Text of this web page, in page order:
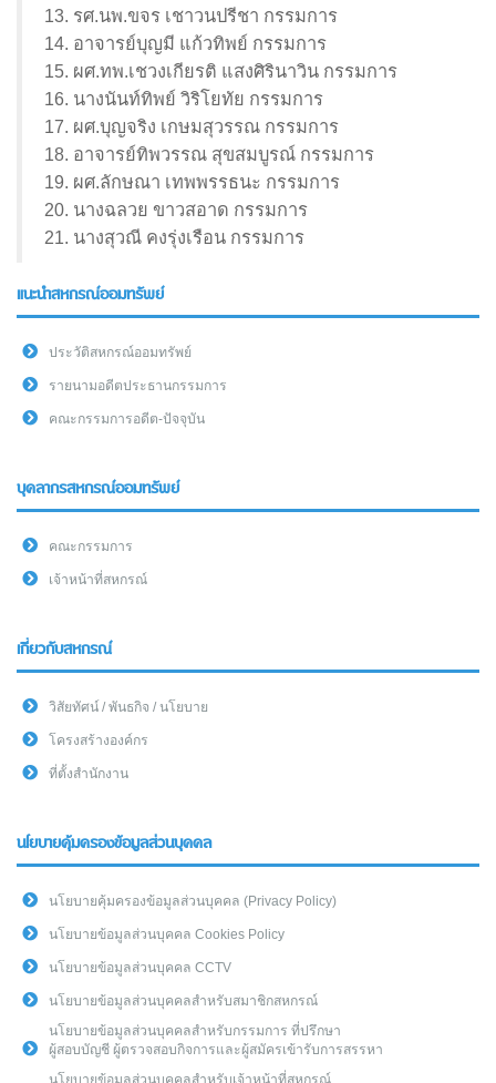
13. รศ.นพ.ขจร เชาวนปรีชา กรรมการ
14. อาจารย์บุญมี แก้วทิพย์ กรรมการ
15. ผศ.ทพ.เชวงเกียรติ แสงศิรินาวิน กรรมการ
16. นางนันท์ทิพย์ วิริโยทัย กรรมการ
17. ผศ.บุญจริง เกษมสุวรรณ กรรมการ
18. อาจารย์ทิพวรรณ สุขสมบูรณ์ กรรมการ
19. ผศ.ลักษณา เทพพรรธนะ กรรมการ
20. นางฉลวย ขาวสอาด กรรมการ
21. นางสุวณี คงรุ่งเรือน กรรมการ
แนะนำสหกรณ์ออมทรัพย์
ประวัติสหกรณ์ออมทรัพย์
รายนามอดีตประธานกรรมการ
คณะกรรมการอดีต-ปัจจุบัน
บุคลากรสหกรณ์ออมทรัพย์
คณะกรรมการ
เจ้าหน้าที่สหกรณ์
เกี่ยวกับสหกรณ์
วิสัยทัศน์ / พันธกิจ / นโยบาย
โครงสร้างองค์กร
ที่ตั้งสำนักงาน
นโยบายคุ้มครองข้อมูลส่วนบุคคล
นโยบายคุ้มครองข้อมูลส่วนบุคคล (Privacy Policy)
นโยบายข้อมูลส่วนบุคคล Cookies Policy
นโยบายข้อมูลส่วนบุคคล CCTV
นโยบายข้อมูลส่วนบุคคลสำหรับสมาชิกสหกรณ์
นโยบายข้อมูลส่วนบุคคลสำหรับกรรมการ ที่ปรึกษา
ผู้สอบบัญชี ผู้ตรวจสอบกิจการและผู้สมัครเข้ารับการสรรหา